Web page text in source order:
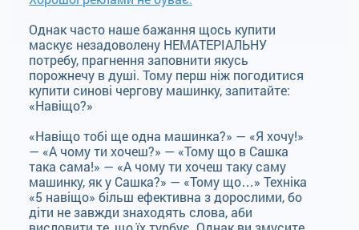
Однак часто наше бажання щось купити
маскує незадоволену НЕМАТЕРІАЛЬНУ
потребу, прагнення заповнити якусь
порожнечу в душі. Тому перш ніж погодитися
купити синові чергову машинку, запитайте:
«Навіщо?»
«Навіщо тобі ще одна машинка?» — «Я хочу!»
— «А чому ти хочеш?» — «Тому що в Сашка
така сама!» — «А чому ти хочеш таку саму
машинку, як у Сашка?» — «Тому що…» Техніка
«5 навіщо» більш ефективна з дорослими, бо
діти не завжди знаходять слова, аби